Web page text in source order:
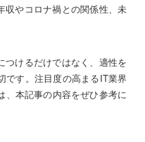
収やコロナ禍との関係性、未
つけるだけではなく、適性を
です。注目度の高まるIT業界
、本記事の内容をぜひ参考に